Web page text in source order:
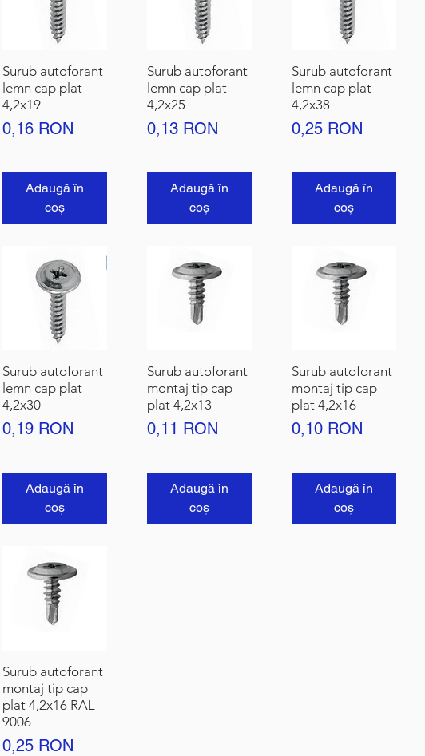
Surub autoforant
lemn cap plat
4,2x19
Preț
0,16 RON
Adaugă în
coș
Surub autoforant
lemn cap plat
4,2x25
Preț
0,13 RON
Adaugă în
coș
Surub autoforant
lemn cap plat
4,2x38
Preț
0,25 RON
Adaugă în
coș
Surub autoforant
lemn cap plat
4,2x30
Preț
0,19 RON
Adaugă în
coș
Surub autoforant
montaj tip cap
plat 4,2x13
Preț
0,11 RON
Adaugă în
coș
Surub autoforant
montaj tip cap
plat 4,2x16
Preț
0,10 RON
Adaugă în
coș
Surub autoforant
montaj tip cap
plat 4,2x16 RAL
9006
Preț
0,25 RON